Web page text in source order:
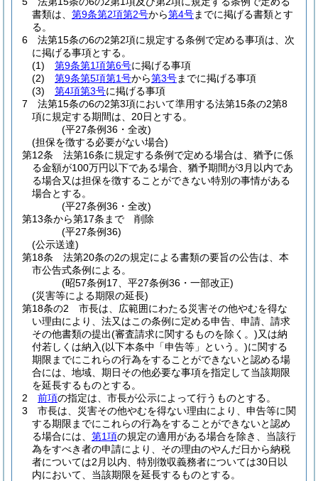
書類は、 第9条第2項第2号から第4号までに掲げる書類とす
る。
6
法第15条の6の2第2項に規定する条例で定める事項は、次
に掲げる事項とする。
(1)
第9条第1項第6号に掲げる事項
(2)
第9条第5項第1号から第3号までに掲げる事項
(3)
第4項第3号に掲げる事項
7
法第15条の6の2第3項において準用する法第15条の2第8
項に規定する期間は、20日とする。
(平27条例36・全改)
(担保を徴する必要がない場合)
第12条
法第16条に規定する条例で定める場合は、猶予に係
る金額が100万円以下である場合、猶予期間が3月以内であ
る場合又は担保を徴することができない特別の事情がある
場合とする。
(平27条例36・全改)
第13条から第17条まで
削除
(平27条例36)
(公示送達)
第18条
法第20条の2の規定による書類の要旨の公告は、本
市公告式条例による。
(昭57条例17、平27条例36・一部改正)
(災害等による期限の延長)
第18条の2
市長は、広範囲にわたる災害その他やむを得な
い理由により、法又はこの条例に定める申告、申請、請求
その他書類の提出(審査請求に関するものを除く。)又は納
付若しくは納入(以下本条中「申告等」という。)に関する
期限までにこれらの行為をすることができないと認める場
合には、地域、期日その他必要な事項を指定して当該期限
を延長するものとする。
2
前項の指定は、市長が公示によって行うものとする。
3
市長は、災害その他やむを得ない理由により、申告等に関
する期限までにこれらの行為をすることができないと認め
る場合には、 第1項の規定の適用がある場合を除き、当該行
為をすべき者の申請により、その理由のやんだ日から納税
者については2月以内、特別徴収義務者については30日以
内において、当該期限を延長するものとする。